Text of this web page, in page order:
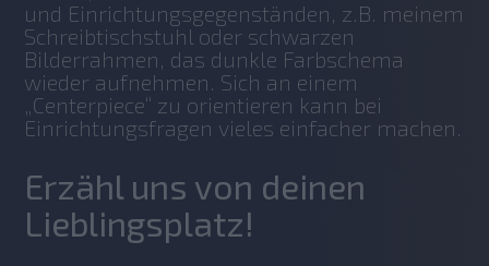
und Einrichtungsgegenständen, z.B. meinem
Schreibtischstuhl oder schwarzen
Bilderrahmen, das dunkle Farbschema
wieder aufnehmen. Sich an einem
„Centerpiece“ zu orientieren kann bei
Einrichtungsfragen vieles einfacher machen.
Erzähl uns von deinen
Lieblingsplatz!